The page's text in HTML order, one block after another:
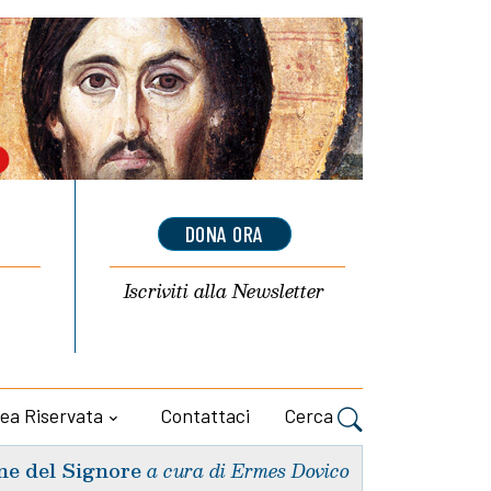
DONA ORA
Iscriviti allaNewsletter
Riservata Contattaci Cerca
del Signorea cura di Ermes Dovico